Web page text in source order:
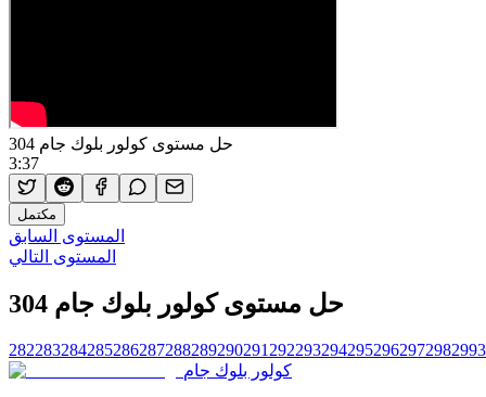
حل مستوى كولور بلوك جام 304
3:37
مكتمل
المستوى السابق
المستوى التالي
حل مستوى كولور بلوك جام 304
282283284285286287288289290291 292293294295296297298299
كولور بلوك جام